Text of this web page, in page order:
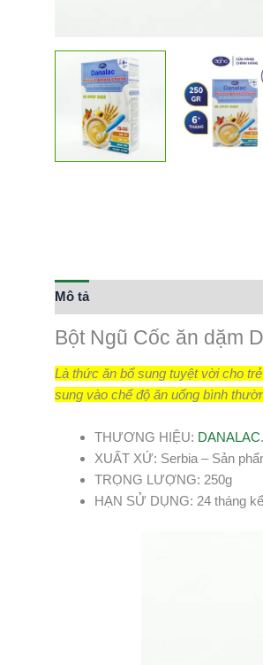
Mô tả
Bột Ngũ Cốc ăn dặm
Là thức ăn bổ sung tuyệt vời cho
sung vào chế độ ăn uống bình
THƯƠNG HIỆU: DANALAC.
XUẤT XỨ: Serbia – Sản
TRỌNG LƯỢNG: 250g
HẠN SỬ DỤNG: 24 tháng